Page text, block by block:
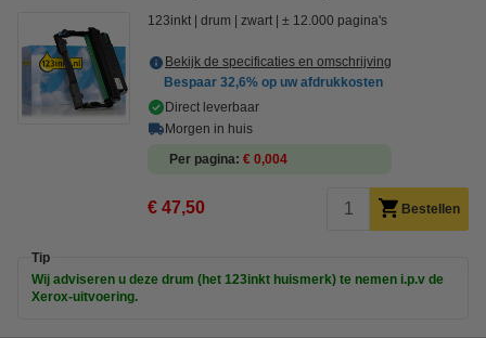
123inkt drum zwart ± 12.000 pagina's
Bekijk de specificaties en omschrijving
Bespaar 32,6% op uw afdrukkosten
Direct leverbaar
Morgen in huis
Per pagina € 0,004
€ 47,50 Bestellen
Tip
Wij adviseren u deze drum (het 123inkt huismerk) te nemen i.p.v de
Xerox-uitvoering.